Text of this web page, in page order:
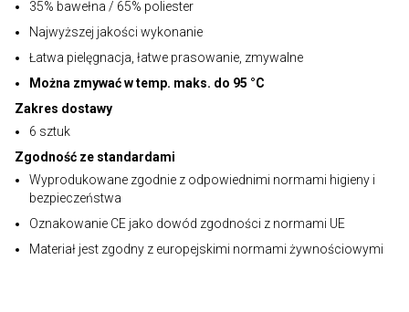
35% bawełna / 65% poliester
Najwyższej jakości wykonanie
Łatwa pielęgnacja, łatwe prasowanie, zmywalne
Można zmywać w temp. maks. do 95 °C
Zakres dostawy
6 sztuk
Zgodność ze standardami
Wyprodukowane zgodnie z odpowiednimi normami higieny i
bezpieczeństwa
Oznakowanie CE jako dowód zgodności z normami UE
Materiał jest zgodny z europejskimi normami żywnościowymi